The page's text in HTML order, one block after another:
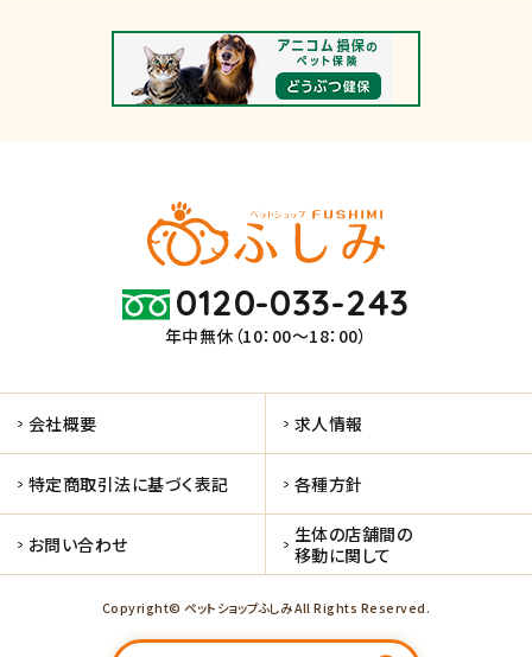
0120-033-243
年中無休（10：00～18：00）
会社概要 求人情報
特定商取引法に基づく表記 各種方針
お問い合わせ
生体の店舗間の
移動に関して
Copyright© ペットショップふしみ All Rights Reserved.